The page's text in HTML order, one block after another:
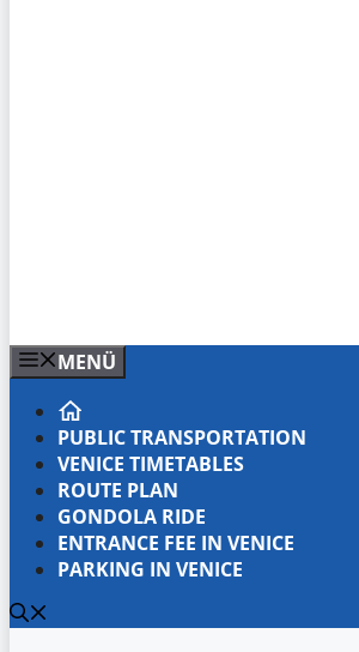
MENÜ
PUBLIC TRANSPORTATION
VENICE TIMETABLES
ROUTE PLAN
GONDOLA RIDE
ENTRANCE FEE IN VENICE
PARKING IN VENICE